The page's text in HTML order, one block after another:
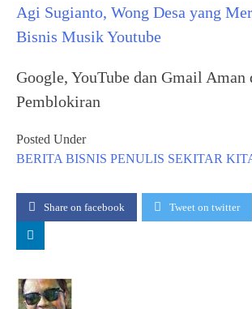
Agi Sugianto, Wong Desa yang
Bisnis Musik Youtube
Google, YouTube dan Gmail Aman
Pemblokiran
Posted Under
BERITA BISNIS PENULIS SEKITAR
Share on facebook Tweet on twitter